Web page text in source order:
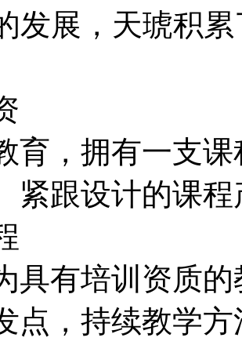
发展，天琥积
育，拥有一支
紧跟设计的课程
具有培训资质
点，持续教学